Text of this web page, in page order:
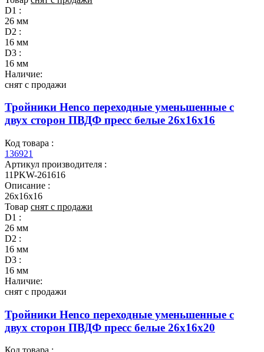
D1 :
26 мм
D2 :
16 мм
D3 :
16 мм
Наличие:
снят с продажи
Тройники Henco переходные уменьшенные с
двух сторон ПВДФ пресс белые 26x16x16
Код товара :
136921
Артикул производителя :
11PKW-261616
Описание :
26x16x16
Товар снят с продажи
D1 :
26 мм
D2 :
16 мм
D3 :
16 мм
Наличие:
снят с продажи
Тройники Henco переходные уменьшенные с
двух сторон ПВДФ пресс белые 26x16x20